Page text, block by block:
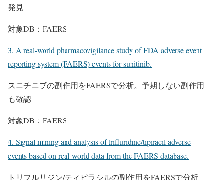
発見
対象DB：FAERS
3. A real-world pharmacovigilance study of FDA adverse event
reporting system (FAERS) events for sunitinib.
スニチニブの副作用をFAERSで分析。予期しない副作用
も確認
対象DB：FAERS
4. Signal mining and analysis of trifluridine/tipiracil adverse
events based on real-world data from the FAERS database.
トリフルリジン/ティピラシルの副作用をFAERSで分析